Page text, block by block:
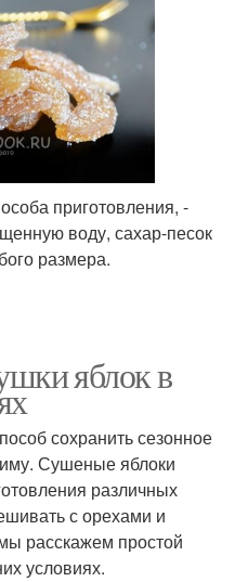
приготовления, -
воду, сахар-песок
размера.
яблок в
сохранить сезонное
Сушеные яблоки
различных
с орехами и
расскажем простой
условиях.